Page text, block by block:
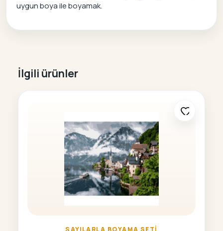
uygun boya ile boyamak.
İlgili ürünler